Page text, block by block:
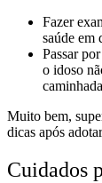
Fazer
saúde em
Passar
o idoso
Muito bem,
dicas após
Cuidados